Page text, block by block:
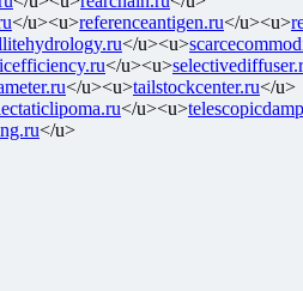
</u><u>referenceantigen.ru</u><u>
</u><u>
</u><u>
</u><u>tailstockcenter.ru</u>
</u><u>
</u>